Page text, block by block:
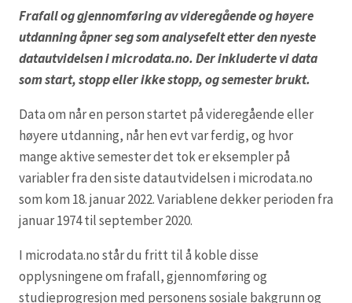
Frafall og gjennomføring av videregående og høyere
utdanning åpner seg som analysefelt etter den nyeste
datautvidelsen i microdata.no. Der inkluderte vi data
som start, stopp eller ikke stopp, og semester brukt.
Data om når en person startet på videregående eller
høyere utdanning, når hen evt var ferdig, og hvor
mange aktive semester det tok er eksempler på
variabler fra den siste datautvidelsen i microdata.no
som kom 18. januar 2022. Variablene dekker perioden fra
januar 1974 til september 2020.
I microdata.no står du fritt til å koble disse
opplysningene om frafall, gjennomføring og
studieprogresjon med personens sosiale bakgrunn og